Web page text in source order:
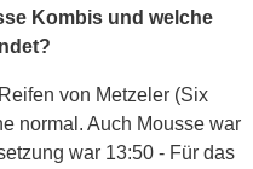
Kombis und welche
von Metzeler (Six
normal. Auch Mousse war
war 13:50 - Für das